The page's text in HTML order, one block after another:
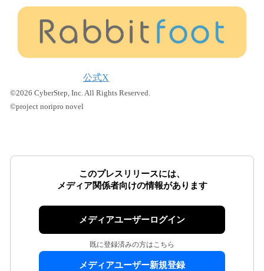
公式X
©2026 CyberStep, Inc. All Rights Reserved.
©project noripro novel
このプレスリリースには、
メディア関係者向けの情報があります
メディアユーザーログイン
既に登録済みの方はこちら
メディアユーザー新規登録